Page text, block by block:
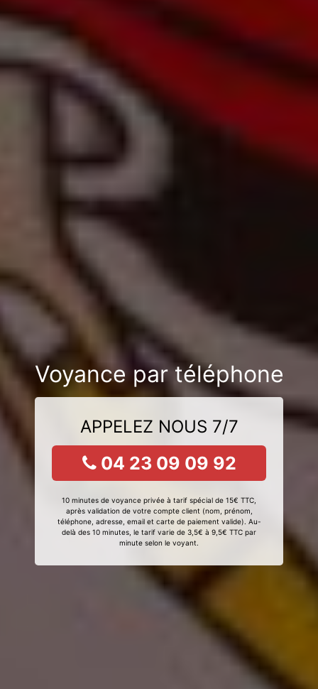
Voyance par téléphone
APPELEZ NOUS 7/7
04 23 09 09 92
10 minutes de voyance privée à tarif spécial de 15€ TTC,
après validation de votre compte client (nom, prénom,
téléphone, adresse, email et carte de paiement valide). Au-
delà des 10 minutes, le tarif varie de 3,5€ à 9,5€ TTC par
minute selon le voyant.